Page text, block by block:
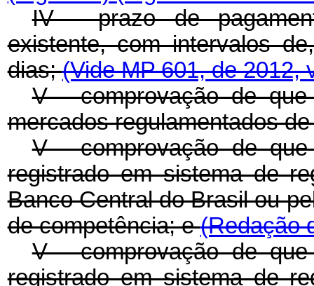
IV - prazo de
existente, com intervalos
dias;(Vide MP 601, de 2012,
V - comprovação de
mercados regulamentados
V - comprovação de
registrado em sistema de
Banco Central do Brasil ou
de competência; e(Redação
V - comprovação de
registrado em sistema de